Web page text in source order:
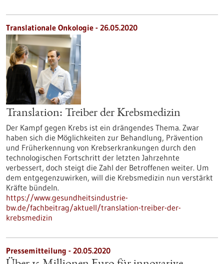
Translationale Onkologie - 26.05.2020
Translation: Treiber der Krebsmedizin
Der Kampf gegen Krebs ist ein drängendes Thema. Zwar
haben sich die Möglichkeiten zur Behandlung, Prävention
und Früherkennung von Krebserkrankungen durch den
technologischen Fortschritt der letzten Jahrzehnte
verbessert, doch steigt die Zahl der Betroffenen weiter. Um
dem entgegenzuwirken, will die Krebsmedizin nun verstärkt
Kräfte bündeln.
https://www.gesundheitsindustrie-
bw.de/fachbeitrag/aktuell/translation-treiber-der-
krebsmedizin
Pressemitteilung - 20.05.2020